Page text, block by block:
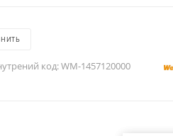
код:WM-1457120000